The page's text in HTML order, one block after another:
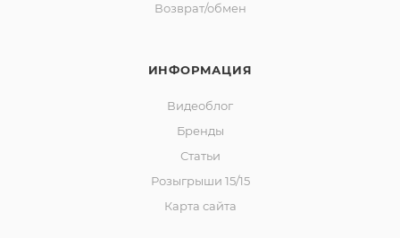
Возврат/обмен
ИНФОРМАЦИЯ
Видеоблог
Бренды
Статьи
Розыгрыши 15/15
Карта сайта